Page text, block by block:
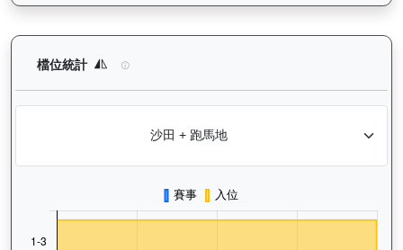
檔位統計 㩒住贏（L310）— 檔位統計分析：查看馬匹在